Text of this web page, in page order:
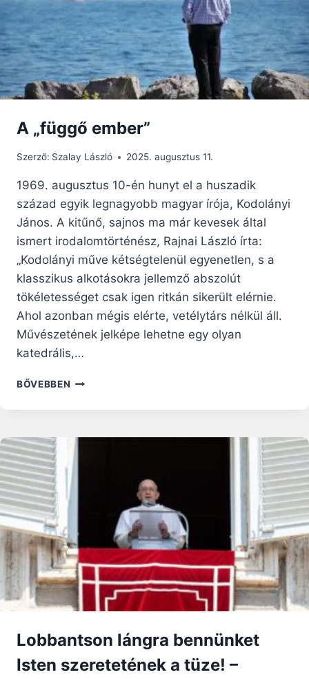
A „függő ember”
Szerző: Szalay László 2025. augusztus 11.
1969. augusztus 10-én hunyt el a huszadik
század egyik legnagyobb magyar írója, Kodolányi
János. A kitűnő, sajnos ma már kevesek által
ismert irodalomtörténész, Rajnai László írta:
„Kodolányi műve kétségtelenül egyenetlen, s a
klasszikus alkotásokra jellemző abszolút
tökéletességet csak igen ritkán sikerült elérnie.
Ahol azonban mégis elérte, vetélytárs nélkül áll.
Művészetének jelképe lehetne egy olyan
katedrális,…
BŐVEBBEN A
Lobbantson lángra bennünket
Isten szeretetének a tüze! –